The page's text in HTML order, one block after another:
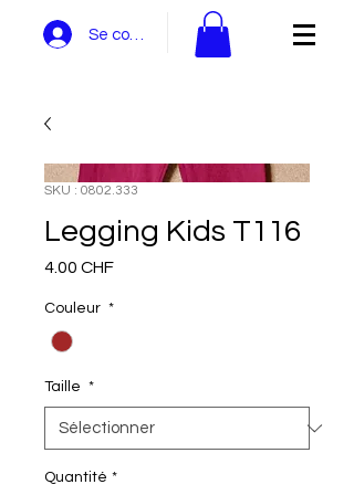
Se connecter
SKU : 0802.333
Legging Kids T116
4.00 CHFPrix
Couleur *
Taille *
Quantité *